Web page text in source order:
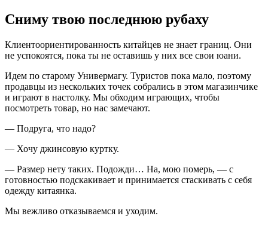
Сниму твою последнюю рубаху
Клиентоориентированность китайцев не знает границ. Они
не успокоятся, пока ты не оставишь у них все свои юани.
Идем по старому Универмагу. Туристов пока мало, поэтому
продавцы из нескольких точек собрались в этом магазинчике
и играют в настолку. Мы обходим играющих, чтобы
посмотреть товар, но нас замечают.
— Подруга, что надо?
— Хочу джинсовую куртку.
— Размер нету таких. Подожди… На, мою померь, — с
готовностью подскакивает и принимается стаскивать с себя
одежду китаянка.
Мы вежливо отказываемся и уходим.